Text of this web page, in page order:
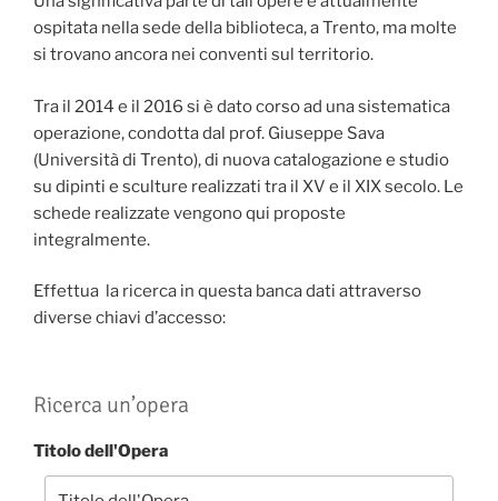
ospitata nella sede della biblioteca, a Trento, ma molte
si trovano ancora nei conventi sul territorio.
Tra il 2014 e il 2016 si è dato corso ad una sistematica
operazione, condotta dal prof. Giuseppe Sava
(Università di Trento), di nuova catalogazione e studio
su dipinti e sculture realizzati tra il XV e il XIX secolo. Le
schede realizzate vengono qui proposte
integralmente.
Effettua la ricerca in questa banca dati attraverso
diverse chiavi d’accesso:
Ricerca un’opera
Titolo dell'Opera